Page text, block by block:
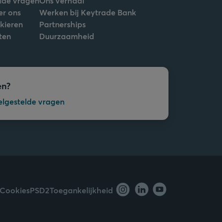
ons
Werken bij Keytrade Bank
Partnerships
Duurzaamheid
vragen
CookiesPSD2Toegankelijkheid